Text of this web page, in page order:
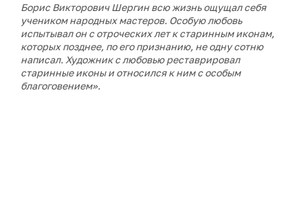
Борис Викторович Шергин всю жизнь ощущал себя
учеником народных мастеров. Особую любовь
испытывал он с отроческих лет к старинным иконам,
которых позднее, по его признанию, не одну сотню
написал. Художник с любовью реставрировал
старинные иконы и относился к ним с особым
благоговением».